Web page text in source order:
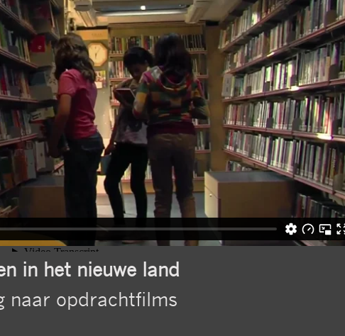
in het nieuwe land
naar opdrachtfilms